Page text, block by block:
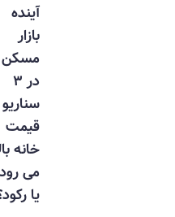
آینده
بازار
مسکن
در ۳
سناریو /
قیمت
خانه بالا
می رود
یا رکود؟